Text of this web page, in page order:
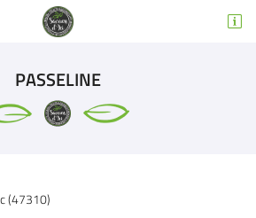

PASSELINE
(47310)